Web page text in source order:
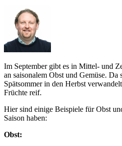
Im September gibt es in Mittel- und
an saisonalem Obst und Gemüse. Da
Spätsommer in den Herbst
Früchte reif.
Hier sind einige Beispiele für Obst
Saison haben:
Obst: